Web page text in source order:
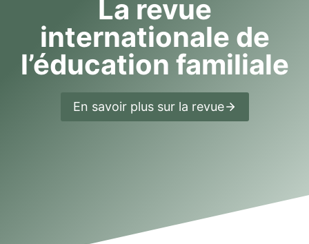
La revue
internationale de
l’éducation familiale
En savoir plus sur la revue